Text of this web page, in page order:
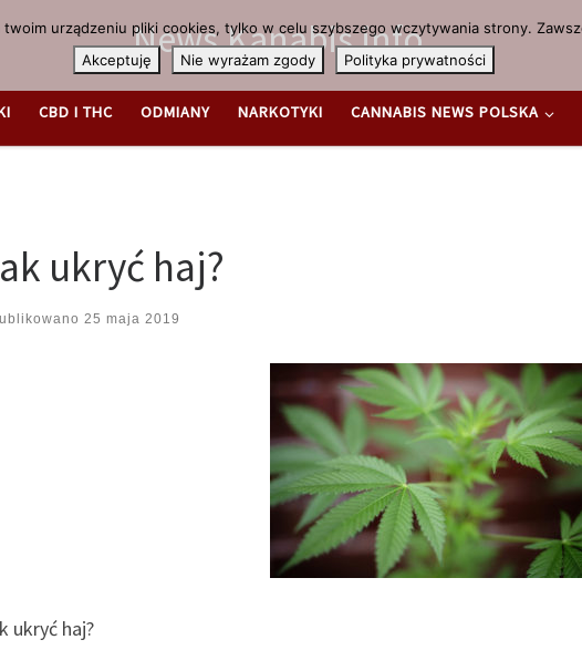
News.Kanabis.info
CBD I THC ODMIANY NARKOTYKI CANNABIS NEWS POLSKA
ukryć haj?
25 maja 2019
ukryć haj?
urządzeniu pliki cookies, tylko w celu szybszego wczytywania strony.
Akceptuję
Nie wyrażam zgody Polityka prywatności